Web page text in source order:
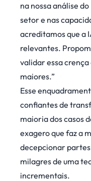
na nossa análise
setor e nas
acreditamos que a
relevantes.
validar essa
maiores.”
Esse
confiantes de
maioria dos casos
exagero que faz a
decepcionar
milagres de uma
incrementais.